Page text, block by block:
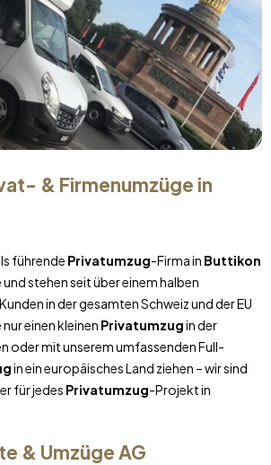
& Firmenumzüge in
führende Privatumzug-Firma in Buttikon
stehen seit über einem halben
in der gesamten Schweiz und der EU
einen kleinen Privatumzugin der
oder mit unserem umfassenden Full-
in ein europäisches Land ziehen – wir sind
für jedes Privatumzug-Projekt in
& Umzüge AG